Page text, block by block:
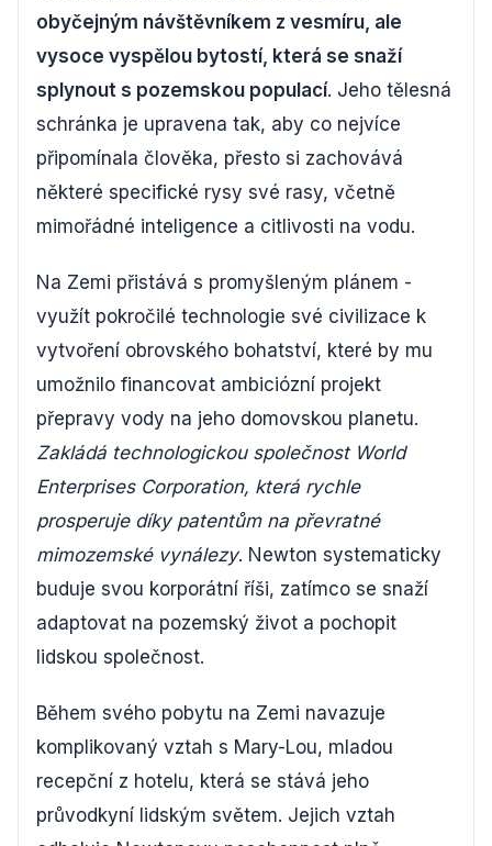
obyčejným návštěvníkem z vesmíru, ale
vysoce vyspělou bytostí, která se snaží
splynout s pozemskou populací. Jeho tělesná
schránka je upravena tak, aby co nejvíce
připomínala člověka, přesto si zachovává
některé specifické rysy své rasy, včetně
mimořádné inteligence a citlivosti na vodu.
Na Zemi přistává s promyšleným plánem -
využít pokročilé technologie své civilizace k
vytvoření obrovského bohatství, které by mu
umožnilo financovat ambiciózní projekt
přepravy vody na jeho domovskou planetu.
Zakládá technologickou společnost World
Enterprises Corporation, která rychle
prosperuje díky patentům na převratné
mimozemské vynálezy. Newton systematicky
buduje svou korporátní říši, zatímco se snaží
adaptovat na pozemský život a pochopit
lidskou společnost.
Během svého pobytu na Zemi navazuje
komplikovaný vztah s Mary-Lou, mladou
recepční z hotelu, která se stává jeho
průvodkyní lidským světem. Jejich vztah